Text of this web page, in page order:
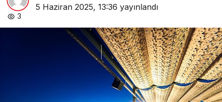
5 Haziran 2025, 13:36 yayınlandı
3